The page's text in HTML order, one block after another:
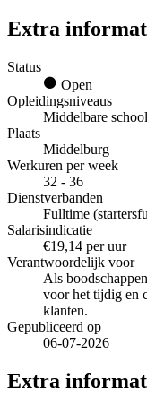
Extra
Status
Open
Opleidingsniveaus
Middelbare
Plaats
Middelburg
Werkuren per week
32 - 36
Dienstverbanden
Fulltime
Salarisindicatie
€19,14 per uur
Verantwoordelijk voor
Als
voor het tijdig en
klanten.
Gepubliceerd op
06-07-2026
Extra